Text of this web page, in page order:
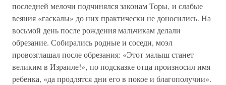
последней мелочи подчинялся законам Торы‚ и слабые
веяния «гаскалы» до них практически не доносились. На
восьмой день после рождения мальчикам делали
обрезание. Собирались родные и соседи, моэл
провозглашал после обрезания: «Этот малыш станет
великим в Израиле!»‚ по подсказке отца произносил имя
ребенка, «да продлятся дни его в покое и благополучии».